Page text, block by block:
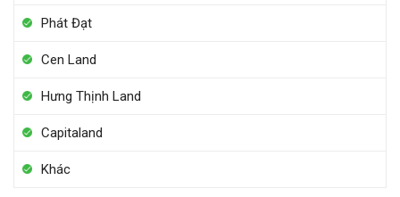
Phát Đạt
Cen Land
Hưng Thịnh Land
Capitaland
Khác